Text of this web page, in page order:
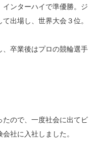
ンターハイで準優勝。ジ
出場し、世界大会３位。
卒業後はプロの競輪選手
たので、一度社会に出てビ
社に入社しました。